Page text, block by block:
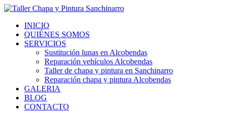
Ir
contenidoINICIO
QUIÉNES SOMOS
SERVICIOS
Sustitución lunas en Alcobendas
Reparación vehículos Alcobendas
Taller de chapa y pintura en Sanchinarro
Reparación chapa y pintura Alcobendas
GALERIA
BLOG
CONTACTO